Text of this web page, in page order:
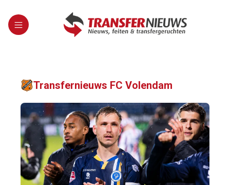
Transfernieuws FC Volendam